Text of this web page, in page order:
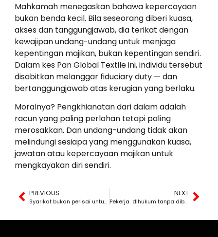
Mahkamah menegaskan bahawa kepercayaan
bukan benda kecil. Bila seseorang diberi kuasa,
akses dan tanggungjawab, dia terikat dengan
kewajipan undang-undang untuk menjaga
kepentingan majikan, bukan kepentingan sendiri.
Dalam kes Pan Global Textile ini, individu tersebut
disabitkan melanggar fiduciary duty — dan
bertanggungjawab atas kerugian yang berlaku.
Moralnya? Pengkhianatan dari dalam adalah
racun yang paling perlahan tetapi paling
merosakkan. Dan undang-undang tidak akan
melindungi sesiapa yang menggunakan kuasa,
jawatan atau kepercayaan majikan untuk
mengkayakan diri sendiri.
PREVIOUS
Syarikat bukan perisai untuk menipu
NEXT
Pekerja dihukum tanpa diberi peluang bersuara